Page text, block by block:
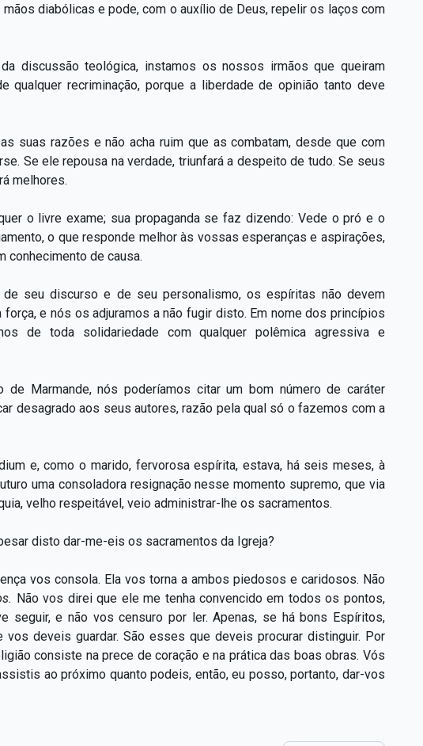
diabólicas e pode, com o auxílio de Deus, repelir os laços com
discussão teológica, instamos os nossos irmãos que queiram
qualquer recriminação, porque a liberdade de opinião tanto deve
suas razões e não acha ruim que as combatam, desde que com
Se ele repousa na verdade, triunfará a despeito de tudo. Se seus
melhores.
o livre exame; sua propaganda se faz dizendo: Vede o pró e o
o que responde melhor às vossas esperanças e aspirações,
conhecimento de causa.
de seu discurso e de seu personalismo, os espíritas não devem
e nós os adjuramos a não fugir disto. Em nome dos princípios
de toda solidariedade com qualquer polêmica agressiva e
Marmande, nós poderíamos citar um bom número de caráter
desagrado aos seus autores, razão pela qual só o fazemos com a
e, como o marido, fervorosa espírita, estava, há seis meses, à
uma consoladora resignação nesse momento supremo, que via
velho respeitável, veio administrar-lhe os sacramentos.
disto dar-me-eis os sacramentos da Igreja?
vos consola. Ela vos torna a ambos piedosos e caridosos. Não
Não vos direi que ele me tenha convencido em todos os pontos,
seguir, e não vos censuro por ler. Apenas, se há bons Espíritos,
deveis guardar. São esses que deveis procurar distinguir. Por
consiste na prece de coração e na prática das boas obras. Vós
ao próximo quanto podeis, então, eu posso, portanto, dar-vos